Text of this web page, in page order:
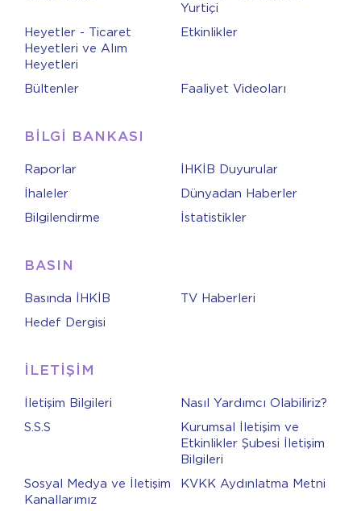
Yurtiçi
Heyetler - Ticaret
Heyetleri ve Alım
Heyetleri
Etkinlikler
Bültenler Faaliyet Videoları
BİLGİ BANKASI
Raporlar
İHKİB Duyurular
İhaleler
Dünyadan Haberler
Bilgilendirme
İstatistikler
BASIN
Basında İHKİB
TV Haberleri
Hedef Dergisi
İLETİŞİM
İletişim Bilgileri
Nasıl Yardımcı Olabiliriz?
S.S.S
Kurumsal İletişim ve
Etkinlikler Şubesi İletişim
Bilgileri
Sosyal Medya ve İletişim
Kanallarımız
KVKK Aydınlatma Metni